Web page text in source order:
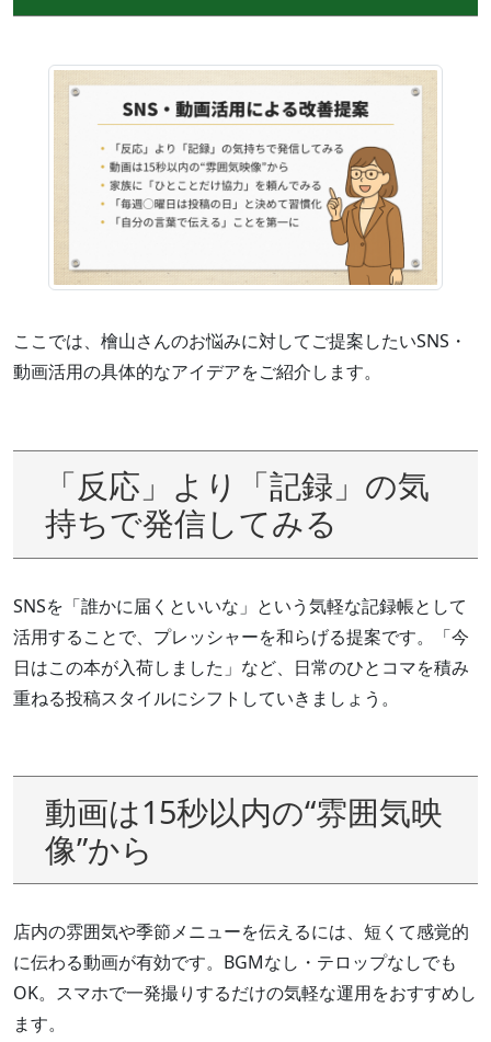
ここでは、檜山さんのお悩みに対してご提案したいSNS・
動画活用の具体的なアイデアをご紹介します。
「反応」より「記録」の気
持ちで発信してみる
SNSを「誰かに届くといいな」という気軽な記録帳として
活用することで、プレッシャーを和らげる提案です。「今
日はこの本が入荷しました」など、日常のひとコマを積み
重ねる投稿スタイルにシフトしていきましょう。
動画は15秒以内の“雰囲気映
像”から
店内の雰囲気や季節メニューを伝えるには、短くて感覚的
に伝わる動画が有効です。BGMなし・テロップなしでも
OK。スマホで一発撮りするだけの気軽な運用をおすすめし
ます。